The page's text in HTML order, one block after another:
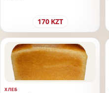
170 KZT
ХЛЕБ